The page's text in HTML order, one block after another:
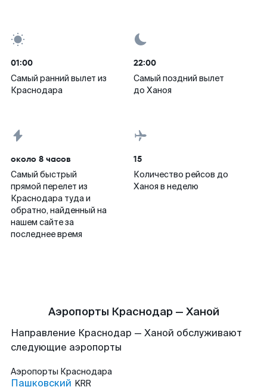
01:00
Самый ранний вылет из
Краснодара
22:00
Самый поздний вылет
до Ханоя
около 8 часов
Самый быстрый
прямой перелет из
Краснодара туда и
обратно, найденный на
нашем сайте за
последнее время
15
Количество рейсов до
Ханоя в неделю
Аэропорты Краснодар — Ханой
Направление Краснодар — Ханой обслуживают
следующие аэропорты
Аэропорты Краснодара
Пашковский KRR